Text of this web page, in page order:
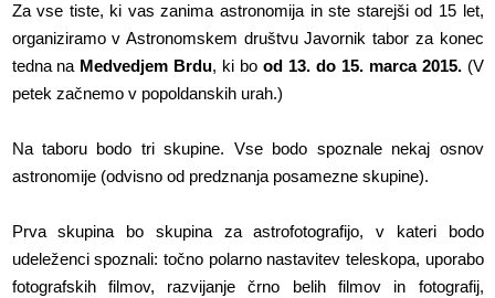
Za vse tiste, ki vas zanima astronomija in ste starejši od 15 let,
organiziramo v Astronomskem društvu Javornik tabor za konec
tedna na Medvedjem Brdu, ki bood 13. do 15. marca 2015.(V
petek začnemo v popoldanskih urah.)
Na taboru bodo tri skupine. Vse bodo spoznale nekaj osnov
astronomije (odvisno od predznanja posamezne skupine).
Prva skupina bo skupina za astrofotografijo, v kateri bodo
udeleženci spoznali: točno polarno nastavitev teleskopa, uporabo
fotografskih filmov, razvijanje črno belih filmov in fotografij,